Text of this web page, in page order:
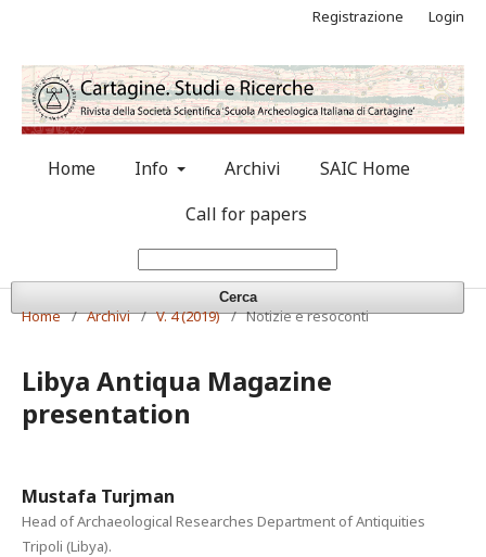
Home Info Archivi
SAIC Home
Call for papers
Cerca
Registrazione Login
Home / Archivi / V. 4 (2019) / Notizie e resoconti
Libya Antiqua Magazine
presentation
Mustafa Turjman
Head of Archaeological Researches Department of Antiquities
Tripoli (Libya).